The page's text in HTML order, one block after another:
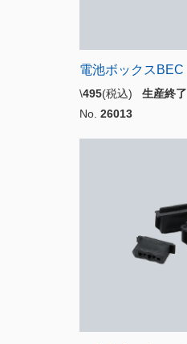
電池ボックスBEC
\495(税込) 生産終了
No. 26013